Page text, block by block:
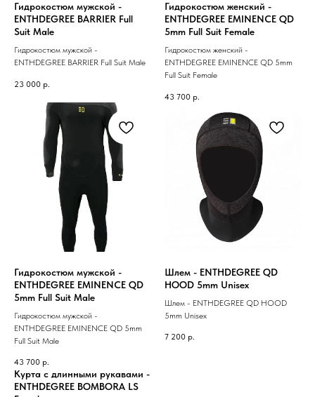
Гидрокостюм мужской -
ENTHDEGREE BARRIER Full
Suit Male
Гидрокостюм мужской -
ENTHDEGREE BARRIER Full Suit Male
23 000 р.
Гидрокостюм женский -
ENTHDEGREE EMINENCE QD
5mm Full Suit Female
Гидрокостюм женский -
ENTHDEGREE EMINENCE QD 5mm
Full Suit Female
43 700 р.
Гидрокостюм мужской -
ENTHDEGREE EMINENCE QD
5mm Full Suit Male
Гидрокостюм мужской -
ENTHDEGREE EMINENCE QD 5mm
Full Suit Male
43 700 р.
Шлем - ENTHDEGREE QD
HOOD 5mm Unisex
Шлем - ENTHDEGREE QD HOOD
5mm Unisex
7 200 р.
Курта с длинными рукавами -
ENTHDEGREE BOMBORA LS